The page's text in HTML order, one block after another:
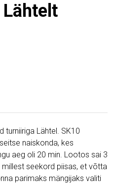
turniiriga Lähtel. SK10
naiskonda, kes
aeg oli 20 min. Lootos sai 3
seekord piisas, et võtta
parimaks mängijaks valiti